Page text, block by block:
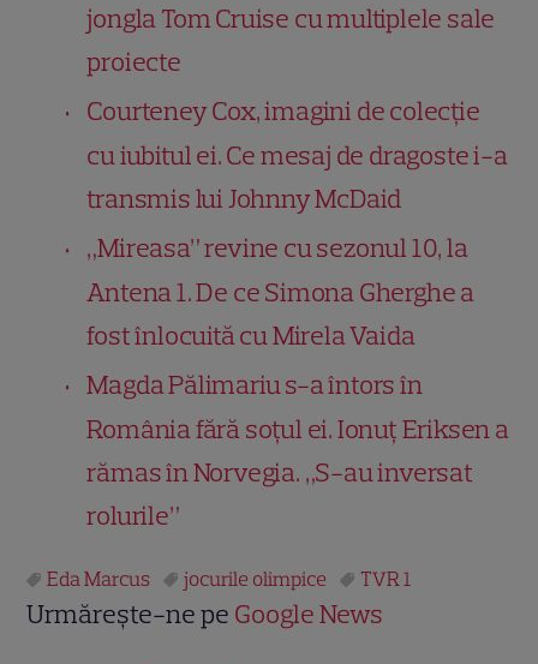
jongla Tom Cruise cu multiplele sale
proiecte
Courteney Cox, imagini de colecție
cu iubitul ei. Ce mesaj de dragoste i-a
transmis lui Johnny McDaid
„Mireasa” revine cu sezonul 10, la
Antena 1. De ce Simona Gherghe a
fost înlocuită cu Mirela Vaida
Magda Pălimariu s-a întors în
România fără soțul ei. Ionuț Eriksen a
rămas în Norvegia. „S-au inversat
rolurile”
Eda Marcus jocurile olimpice TVR 1
Urmărește-ne pe Google News